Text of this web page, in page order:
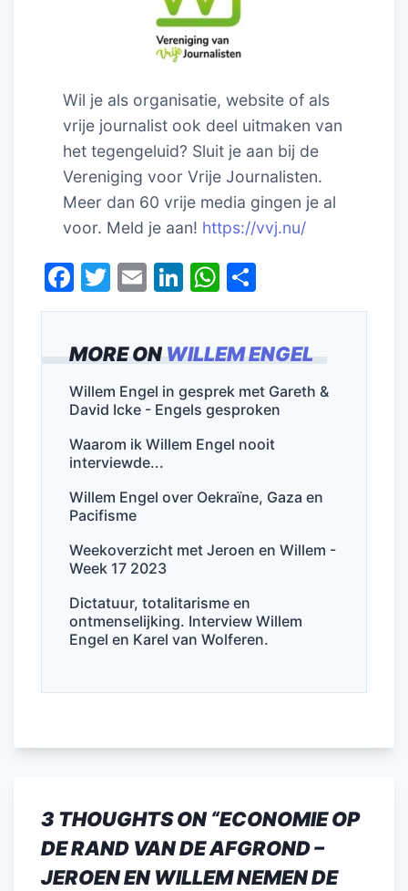
MORE ONWILLEM ENGEL
Willem Engel in gesprek met Gareth &
David Icke - Engels gesproken
Waarom ik Willem Engel nooit
interviewde...
Willem Engel over Oekraïne, Gaza en
Pacifisme
Weekoverzicht met Jeroen en Willem -
Week 17 2023
Dictatuur, totalitarisme en
ontmenselijking. Interview Willem
Engel en Karel van Wolferen.
Wil je als organisatie, website of als
vrije journalist ook deel uitmaken van
het tegengeluid? Sluit je aan bij de
Vereniging voor Vrije Journalisten.
Meer dan 60 vrije media gingen je al
voor. Meld je aan! https://vvj.nu/
F
a
e
b
o
o
T
w
er
E
m
l
Li
n
e
dI
n
W
h
s
A
p
p
el
n
3 THOUGHTS ON “ECONOMIE OP
DE RAND VAN DE AFGROND –
JEROEN EN WILLEM NEMEN DE